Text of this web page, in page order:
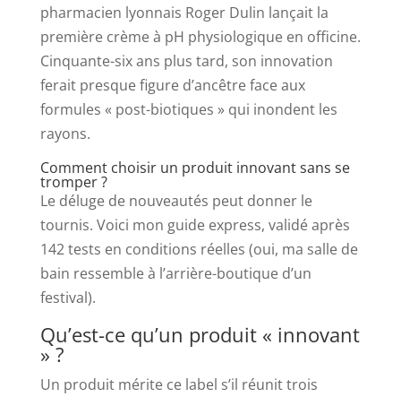
pharmacien lyonnais Roger Dulin lançait la
première crème à pH physiologique en officine.
Cinquante-six ans plus tard, son innovation
ferait presque figure d’ancêtre face aux
formules « post-biotiques » qui inondent les
rayons.
Comment choisir un produit innovant sans se
tromper ?
Le déluge de nouveautés peut donner le
tournis. Voici mon guide express, validé après
142 tests en conditions réelles (oui, ma salle de
bain ressemble à l’arrière-boutique d’un
festival).
Qu’est-ce qu’un produit « innovant
» ?
Un produit mérite ce label s’il réunit trois